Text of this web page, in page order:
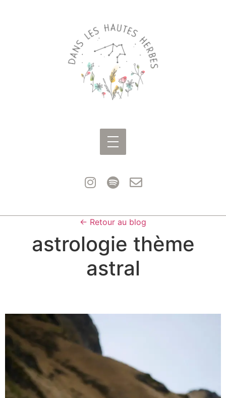
← Retour au blog
astrologie thème
astral